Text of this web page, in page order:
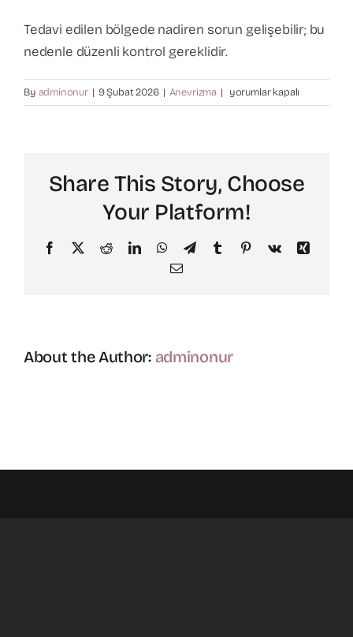
Varis Tedavisi
Kalp Cerrahisi
İletişim
Tedavi edilen bölgede nadiren sorun gelişebilir; bu
nedenle düzenli kontrol gereklidir.
By adminonur | 9 Şubat 2026 | Anevrizma |
Tekrar
oluşur
yorumlar kapalı
Share This Story, Choose
Your Platform!
Facebook
X RedditLinkedInWhatsApp
TelegramTumblr PinterestVk
Xing
Email
About the Author: adminonur